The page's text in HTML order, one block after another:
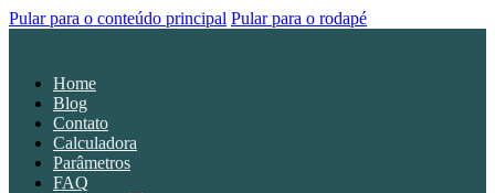
Pular para o conteúdo principal Pular para o rodapé
Home
Blog
Contato
Calculadora
Parâmetros
FAQ